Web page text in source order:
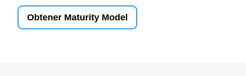
Obtener Maturity Model